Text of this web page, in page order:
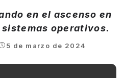
en el ascenso en
operativos.
5 de marzo de 2024